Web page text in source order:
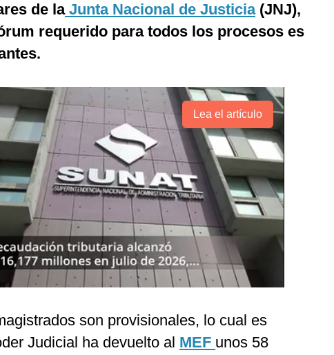
de laJunta Nacional de Justicia(JNJ),
requerido para todos los procesos es
Lea el artículo
son provisionales, lo cual es
Judicial ha devuelto al MEF unos 58